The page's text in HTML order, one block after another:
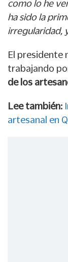
como lo he
ha sido la
irregularidad,
El presidente
trabajando
de los
Lee también:
artesanal en